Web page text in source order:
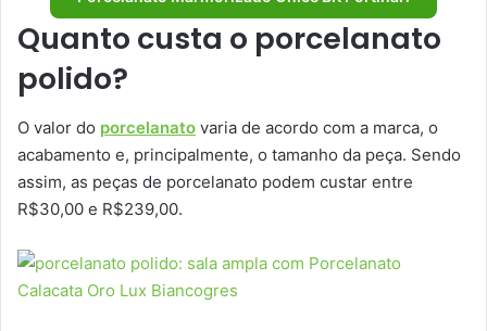
Quanto custa o porcelanato
polido?
O valor do porcelanato varia de acordo com a marca, o
acabamento e, principalmente, o tamanho da peça. Sendo
assim, as peças de porcelanato podem custar entre
R$30,00 e R$239,00.